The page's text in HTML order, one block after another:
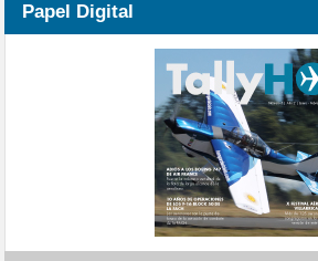
Papel Digital